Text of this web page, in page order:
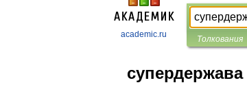
academic.ru Толкования
супердержава